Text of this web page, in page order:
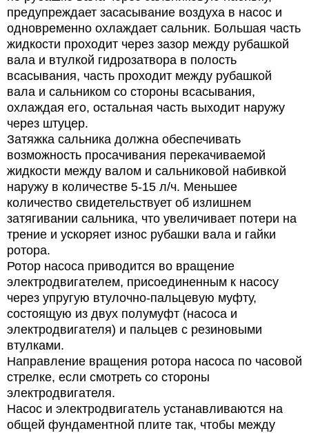
предупреждает засасывание воздуха в насос и
одновременно охлаждает сальник. Большая часть
жидкости проходит через зазор между рубашкой
вала и втулкой гидрозатвора в полость
всасывания, часть проходит между рубашкой
вала и сальником со стороны всасывания,
охлаждая его, остальная часть выходит наружу
через штуцер.
Затяжка сальника должна обеспечивать
возможность просачивания перекачиваемой
жидкости между валом и сальниковой набивкой
наружу в количестве 5-15 л/ч. Меньшее
количество свидетельствует об излишнем
затягивании сальника, что увеличивает потери на
трение и ускоряет износ рубашки вала и гайки
ротора.
Ротор насоса приводится во вращение
электродвигателем, присоединенным к насосу
через упругую втулочно-пальцевую муфту,
состоящую из двух полумуфт (насоса и
электродвигателя) и пальцев с резиновыми
втулками.
Направление вращения ротора насоса по часовой
стрелке, если смотреть со стороны
электродвигателя.
Насос и электродвигатель устанавливаются на
общей фундаментной плите так, чтобы между